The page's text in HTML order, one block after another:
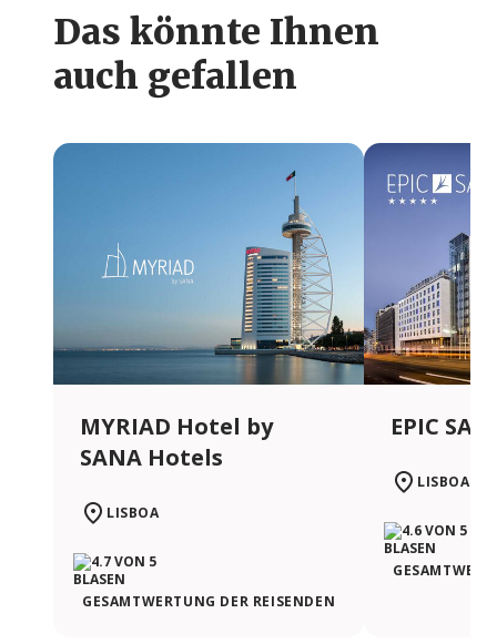
Das könnte Ihnen
auch gefallen
MYRIAD Hotel by
SANA Hotels
LISBOA
GESAMTWERTUNG DER REISENDEN
EPIC
LISBOA